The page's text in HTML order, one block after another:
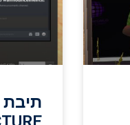
תיבת